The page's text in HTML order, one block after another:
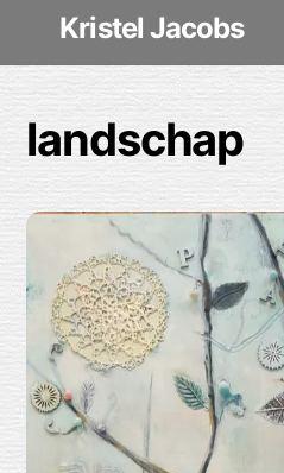
content
Kristel Jacobs
landschap